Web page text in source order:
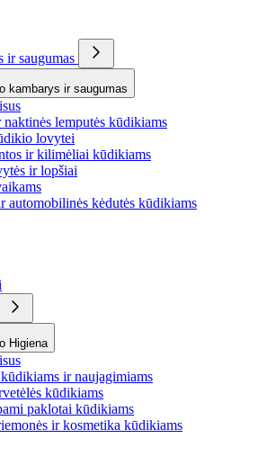
ir saugumas
kambarys ir saugumas
lemputės kūdikiams
lovytei
ir kilimėliai kūdikiams
ir lopšiai
automobilinės kėdutės kūdikiams
Higiena
kūdikiams ir naujagimiams
kūdikiams
paklotai kūdikiams
ir kosmetika kūdikiams